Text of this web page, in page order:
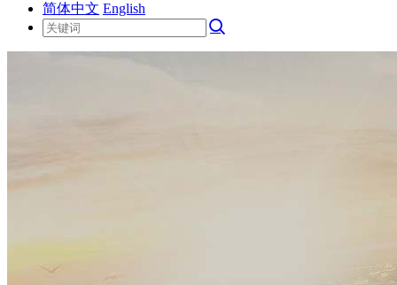
简体中文 English